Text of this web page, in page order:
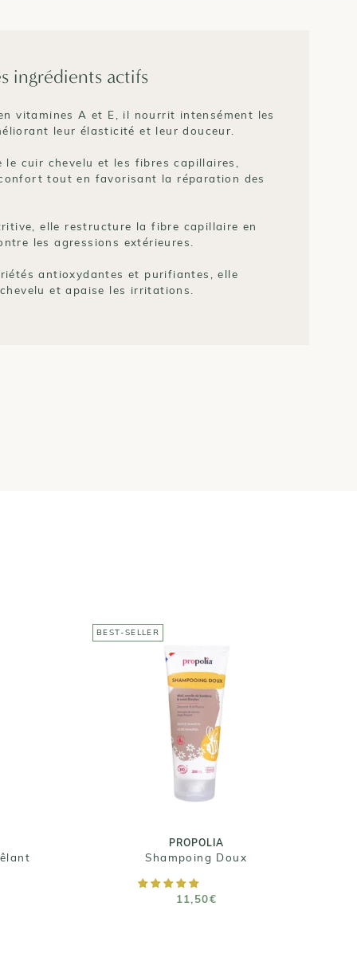
ingrédients actifs
vitamines A et E, il nourrit intensément les
leur élasticité et leur douceur.
le cuir chevelu et les fibres capillaires,
tout en favorisant la réparation des
elle restructure la fibre capillaire en
les agressions extérieures.
antioxydantes et purifiantes, elle
et apaise les irritations.
BEST-SELLER
PROPOLIA
Shampoing Doux
11,50€
PROPOLIA
Shampoing Doux
11,50€
Taille : 200 ml / 500 ml
AJOUTER AU PANIER